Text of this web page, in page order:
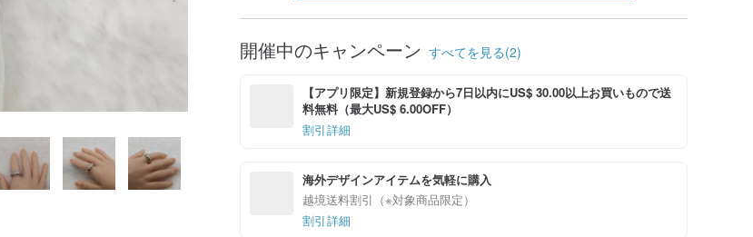
開催中のキャンペーン すべてを見る(2)
【アプリ限定】新規登録から7日以内にUS$ 30.00以上お買いもので送
料無料（最大US$ 6.00OFF）
割引詳細
海外デザインアイテムを気軽に購入
越境送料割引（※対象商品限定）
割引詳細